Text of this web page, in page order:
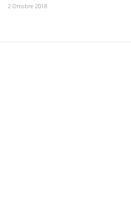
2 Ottobre 2018